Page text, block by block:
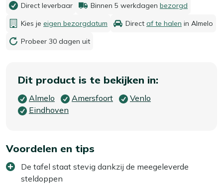
Direct leverbaar Binnen 5 werkdagen bezorgd
Kies je eigen bezorgdatum Direct af te halen in Almelo
Probeer 30 dagen uit
Dit product is te bekijken in:
Almelo Amersfoort
Venlo
Eindhoven
Voordelen en tips
De tafel staat stevig dankzij de meegeleverde
steldoppen